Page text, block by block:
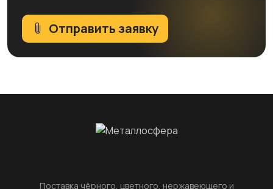
Отправить заявку
Поставка чёрного, цветного, нержавеющего и